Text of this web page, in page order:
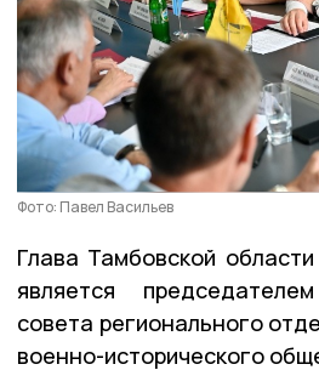
Фото: Павел Васильев
Глава Тамбовской
является
совета регионального
военно-исторического